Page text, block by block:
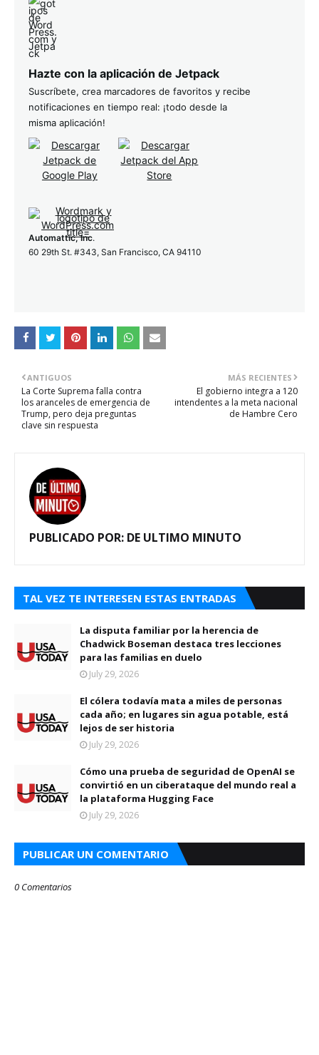
Hazte con la aplicación de Jetpack
Suscríbete, crea marcadores de favoritos y recibe
notificaciones en tiempo real: ¡todo desde la
misma aplicación!
Automattic, Inc.
60 29th St. #343, San Francisco, CA 94110
MÁS RECIENTES
El gobierno integra a 120
intendentes a la meta nacional
de Hambre Cero
ANTIGUOS
La Corte Suprema falla contra
los aranceles de emergencia de
Trump, pero deja preguntas
clave sin respuesta
PUBLICADO POR: DE ULTIMO MINUTO
TAL VEZ TE INTERESEN ESTAS ENTRADAS
La disputa familiar por la herencia de
Chadwick Boseman destaca tres lecciones
para las familias en duelo
July 29, 2026
El cólera todavía mata a miles de personas
cada año; en lugares sin agua potable, está
lejos de ser historia
July 29, 2026
Cómo una prueba de seguridad de OpenAI se
convirtió en un ciberataque del mundo real a
la plataforma Hugging Face
July 29, 2026
PUBLICAR UN COMENTARIO
0 Comentarios